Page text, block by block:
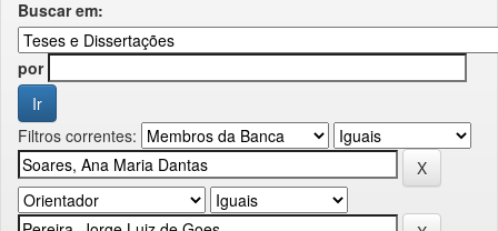
Buscar em:
por
Filtros correntes: